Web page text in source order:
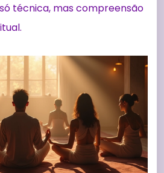
técnica, mas compreensão